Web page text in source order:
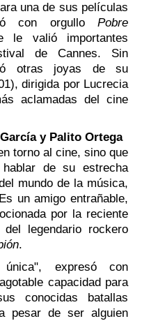
una de sus películas
con orgullo Pobre
le valió importantes
de Cannes. Sin
otras joyas de su
dirigida por Lucrecia
aclamadas del cine
y Palito Ortega
torno al cine, sino que
de su estrecha
mundo de la música,
un amigo entrañable,
por la reciente
legendario rockero
.
expresó con
capacidad para
conocidas batallas
pesar de ser alguien